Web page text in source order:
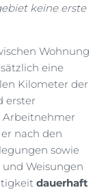
keine erste
Wohnung
eine
Kilometer der
erster
Arbeitnehmer
nach den
sowie
Weisungen
dauerhaft